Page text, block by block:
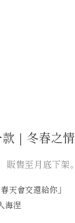
｜冬春之情
售至月底下架。
天會交還給你」
海涅